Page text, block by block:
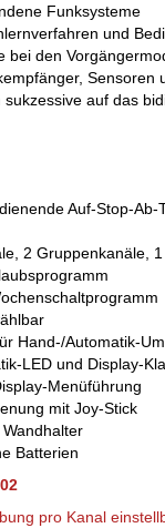
Funksysteme
und
bei den
Sensoren
auf das
Auf-Stop-Ab-
2 Gruppenkanäle,
Hand-/Automatik-
LED und Display-
Menüführung
mit Joy-Stick
Batterien
pro Kanal